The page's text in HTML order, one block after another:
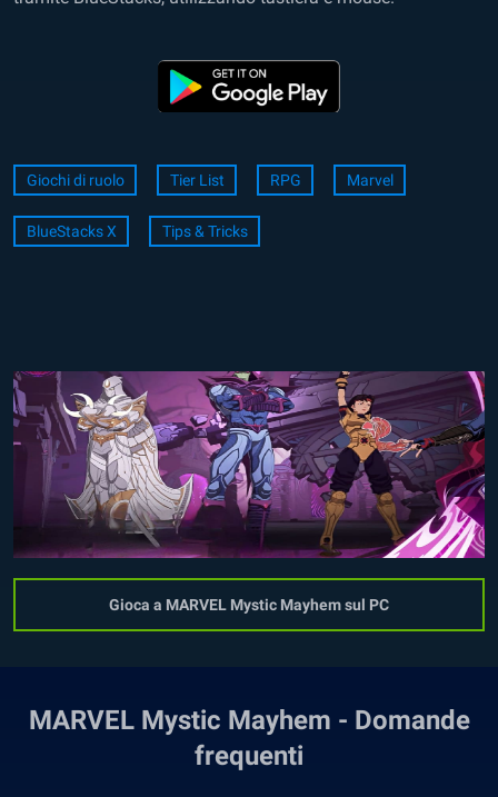
Giochi di ruolo Tier List RPG Marvel
BlueStacks X Tips & Tricks
Gioca a MARVEL Mystic Mayhem sul PC
MARVEL Mystic Mayhem - Domande
frequenti